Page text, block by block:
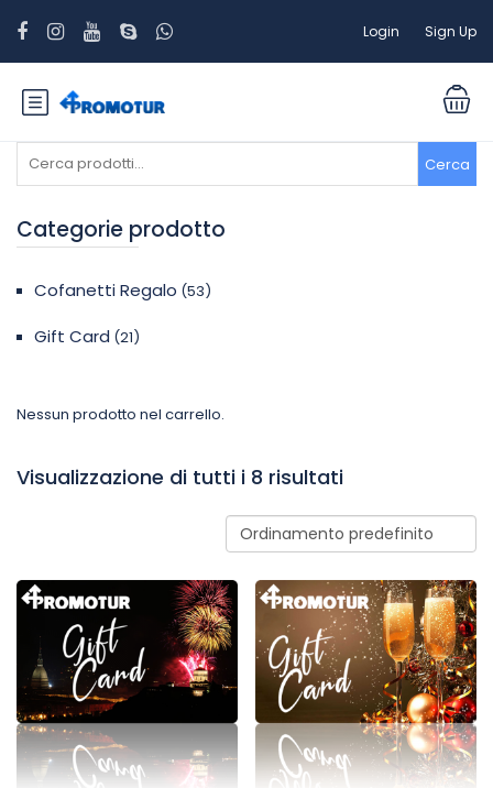
Login Sign Up
Cerca
Categorie prodotto
Cofanetti Regalo (53)
Gift Card (21)
Nessun prodotto nel carrello.
Visualizzazione di tutti i 8 risultati